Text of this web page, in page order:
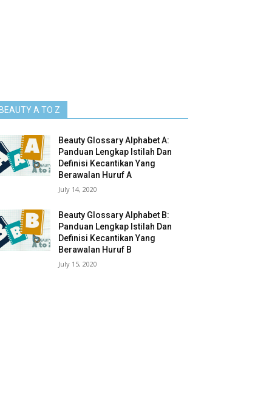
BEAUTY A TO Z
Beauty Glossary Alphabet A:
Panduan Lengkap Istilah Dan
Definisi Kecantikan Yang
Berawalan Huruf A
July 14, 2020
Beauty Glossary Alphabet B:
Panduan Lengkap Istilah Dan
Definisi Kecantikan Yang
Berawalan Huruf B
July 15, 2020